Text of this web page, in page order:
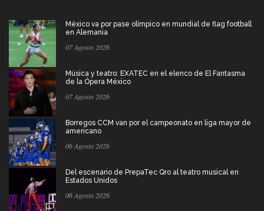
México va por pase olímpico en mundial de flag football
en Alemania
07 Agosto 2026
Música y teatro: EXATEC en el elenco de El Fantasma
de la Ópera México
07 Agosto 2026
Borregos CCM van por el campeonato en liga mayor de
americano
06 Agosto 2026
Del escenario de PrepaTec Qro al teatro musical en
Estados Unidos
06 Agosto 2026